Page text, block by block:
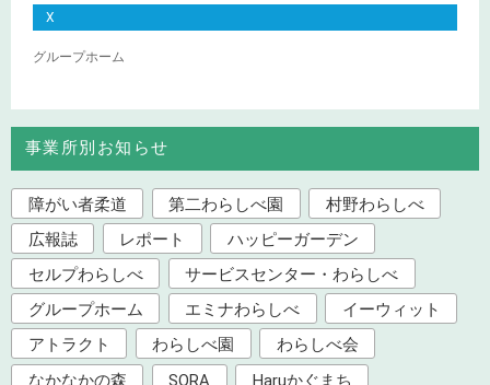
X
グループホーム
事業所別お知らせ
障がい者柔道 第二わらしべ園
村野わらしべ
広報誌
レポート
ハッピーガーデン
セルプわらしべ
サービスセンター・わらしべ
グループホーム
エミナわらしべ
イーウィット
アトラクト
わらしべ園
わらしべ会
なかなかの森
SORA Haruかぐまち